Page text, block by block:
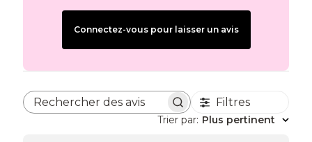
Connectez-vous pour laisser un avis
Rechercher des avisFiltres
Trier par: Plus pertinent